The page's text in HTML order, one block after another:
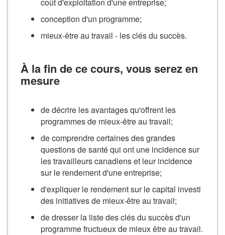
coût d'exploitation d'une entreprise;
conception d'un programme;
mieux-être au travail - les clés du succès.
À la fin de ce cours, vous serez en
mesure
de décrire les avantages qu'offrent les
programmes de mieux-être au travail;
de comprendre certaines des grandes
questions de santé qui ont une incidence sur
les travailleurs canadiens et leur incidence
sur le rendement d'une entreprise;
d'expliquer le rendement sur le capital investi
des initiatives de mieux-être au travail;
de dresser la liste des clés du succès d'un
programme fructueux de mieux être au travail.